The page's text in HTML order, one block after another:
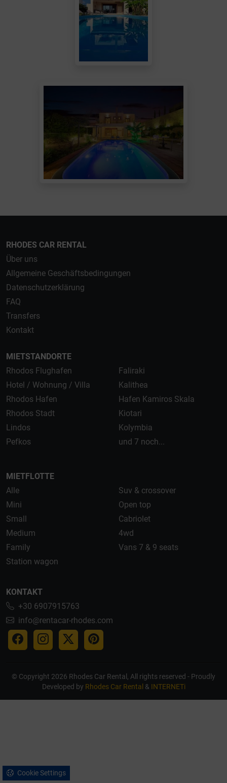
RHODES CAR RENTAL
Über uns
Allgemeine Geschäftsbedingungen
Datenschutzerklärung
FAQ
Transfers
Kontakt
MIETSTANDORTE
Rhodos Flughafen
Hotel / Wohnung / Villa
Rhodos Hafen
Rhodos Stadt
Lindos
Pefkos
Faliraki
Kalithea
Hafen Kamiros Skala
Kiotari
Kolymbia
und 7 noch...
MIETFLOTTE
Alle
Mini
Small
Medium
Family
Station wagon
Suv & crossover
Open top
Cabriolet
4wd
Vans 7 & 9 seats
KONTAKT
+30 6907915763
info@rentacar-rhodes.com
© Copyright 2026 Rhodes Car Rental, All rights reserved - Proudly
Developed by Rhodes Car Rental & INTERNETi
Cookie Settings